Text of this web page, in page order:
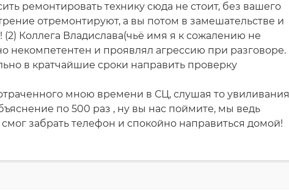
ремонтировать технику сюда не стоит, без вашего
отремонтируют, а вы потом в замешательстве и
(2) Коллега Владислава(чьё имя я к сожалению не
некомпетентен и проявлял агрессию при разговоре.
в кратчайшие сроки направить проверку
мною времени в СЦ, слушая то увиливания
по 500 раз , ну вы нас поймите, мы ведь
забрать телефон и спокойно направиться домой!